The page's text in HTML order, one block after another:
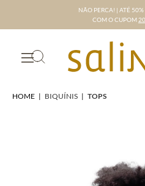
NÃO PERCA! | ATÉ
COM O CUPOM
HOME | BIQUÍNIS | TOPS